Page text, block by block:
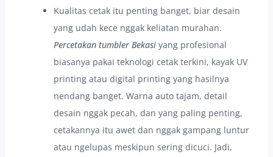
Kualitas cetak itu penting banget, biar desain
yang udah kece nggak keliatan murahan.
Percetakan tumbler Bekasi yang profesional
biasanya pakai teknologi cetak terkini, kayak UV
printing atau digital printing yang hasilnya
nendang banget. Warna auto tajam, detail
desain nggak pecah, dan yang paling penting,
cetakannya itu awet dan nggak gampang luntur
atau ngelupas meskipun sering dicuci. Jadi,